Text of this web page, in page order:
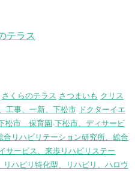
テラス
さくらのテラス さつまいも クリス
工事、一新、下松市 ドクターイエ
松市 保育園 下松市、ディサービ
リハビリテーション研究所、総合
サービス、来歩リハビリステー
ハビリ特化型、リハビリ、ハロウ